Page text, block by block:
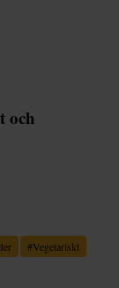
och
#Vegetariskt